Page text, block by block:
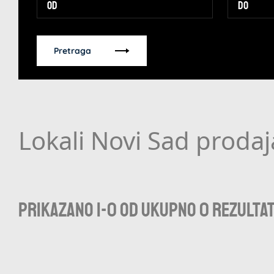
Pretraga
Lokali Novi Sad
Prikazano 1-0 od ukupno 0